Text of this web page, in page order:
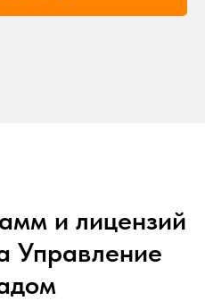
и лицензий
Управление